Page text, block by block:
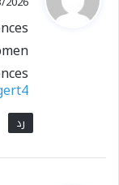
ل
رد